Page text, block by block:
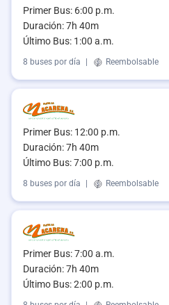
Primer Bus: 6:00 p.m.
Duración: 7h 40m
Último Bus: 1:00 a.m.
8 buses por día Reembolsable
Primer Bus: 12:00 p.m.
Duración: 7h 40m
Último Bus: 7:00 p.m.
8 buses por día Reembolsable
Primer Bus: 7:00 a.m.
Duración: 7h 40m
Último Bus: 2:00 p.m.